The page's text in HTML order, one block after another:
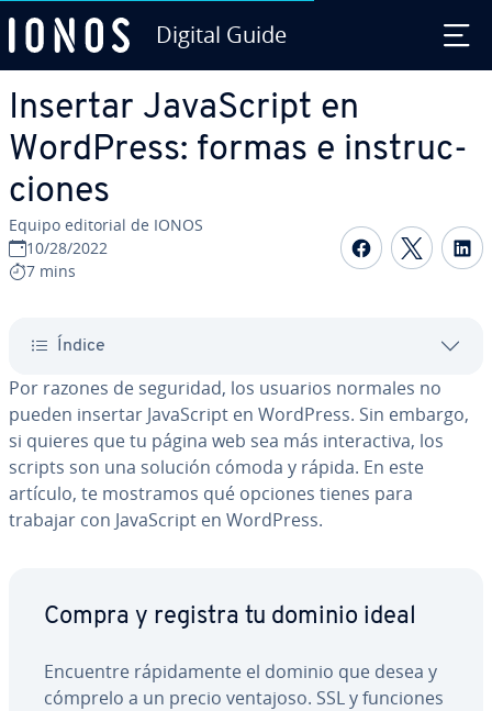
Digital Guide
Insertar Ja­va­S­cri­pt en
WordPress: formas e in­s­tru­c­
cio­nes
Equipo editorial de IONOS
10/28/2022
7 mins
Compartir
Índice
Por razones de seguridad, los usuarios normales no
pueden insertar Ja­va­S­cri­pt en WordPress. Sin embargo,
si quieres que tu página web sea más in­ter­ac­ti­va, los
scripts son una solución cómoda y rápida. En este
artículo, te mostramos qué opciones tienes para
trabajar con Ja­va­S­cri­pt en WordPress.
Compra y registra tu dominio ideal
Encuentre rá­pi­da­me­n­te el dominio que desea y
cómprelo a un precio ventajoso. SSL y funciones